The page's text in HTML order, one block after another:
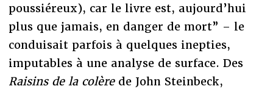
poussiéreux), car le livre est, aujourd’hui
plus que jamais, en danger de mort” – le
conduisait parfois à quelques inepties,
imputables à une analyse de surface. Des
Raisins de la colèrede John Steinbeck,